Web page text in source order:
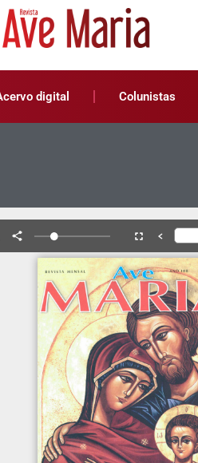
digital Colunistas